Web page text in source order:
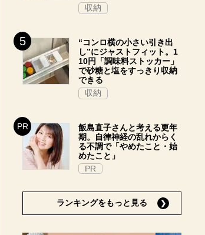
収納
“コンロ横の小さい引き出
し”にジャストフィット。1
10円「調味料ストッカー」
で砂糖と塩をすっきり収納
できる
収納
飯島直子さんと考える更年
期。自律神経の乱れからく
る不調で「やめたこと・始
めたこと」
PR
ランキングをもっと見る